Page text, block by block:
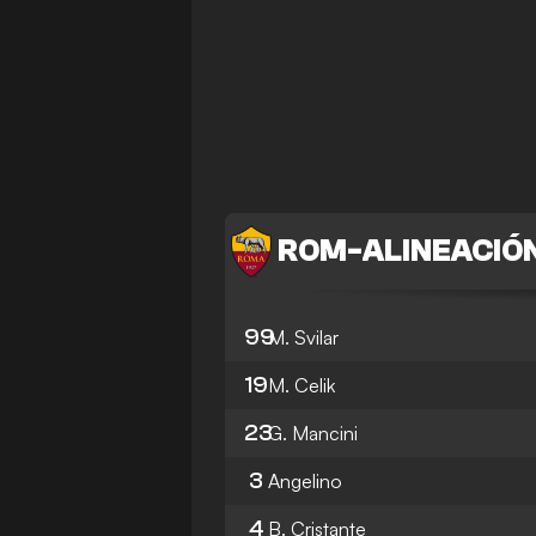
ROM-
99M. Svilar
19M. Celik
23G. Mancini
3 Angelino
4 B. Cristante